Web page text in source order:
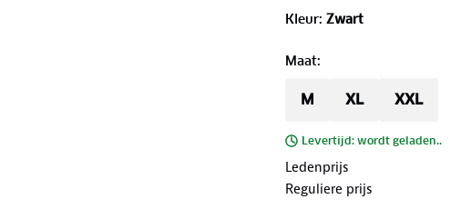
Kleur: Zwart
Maat:
M XL XXL
Levertijd: wordt geladen..
Ledenprijs
Reguliere prijs